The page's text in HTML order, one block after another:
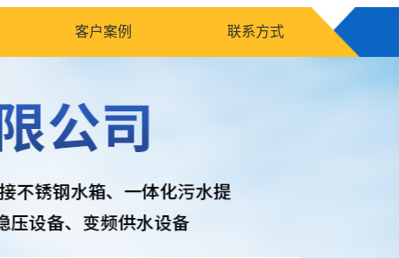
客户案例 联系方式